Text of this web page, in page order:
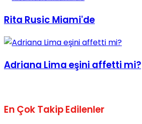
Rita Rusic Miami'de
Adriana Lima eşini affetti mi?
En Çok Takip Edilenler